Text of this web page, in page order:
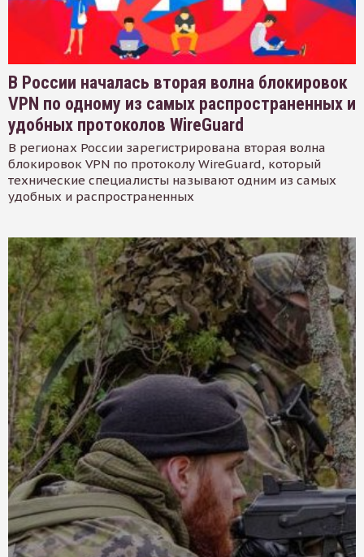
В России началась вторая волна блокировок
VPN по одному из самых распространенных и
удобных протоколов WireGuard
В регионах России зарегистрирована вторая волна
блокировок VPN по протоколу WireGuard, который
технические специалисты называют одним из самых
удобных и распространенных